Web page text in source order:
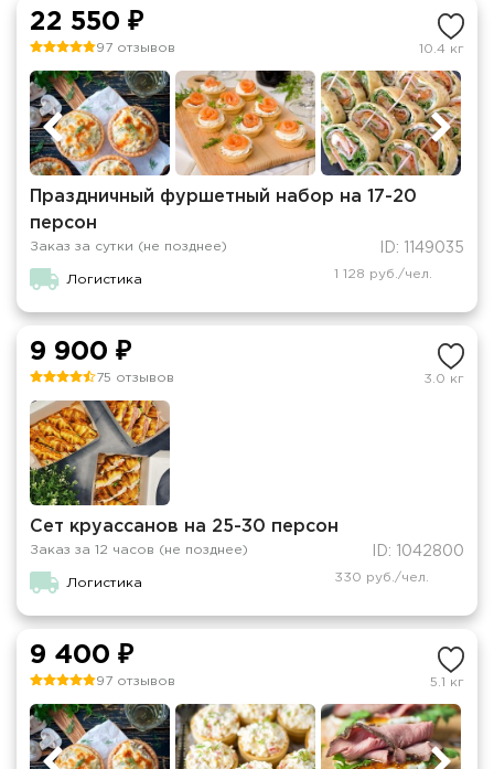
22 550 ₽
97 отзывов 10.4 кг
Праздничный фуршетный набор на 17-20
персон
Заказ за сутки (не позднее) ID: 1149035
Логистика 1 128 руб./чел.
9 900 ₽
75 отзывов 3.0 кг
Сет круассанов на 25-30 персон
Заказ за 12 часов (не позднее) ID: 1042800
Логистика 330 руб./чел.
9 400 ₽
97 отзывов 5.1 кг